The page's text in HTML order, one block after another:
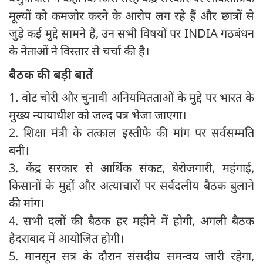
मूल्यों को कमजोर करने के आरोप लग रहे हैं और छात्रों से
जुड़े कई मुद्दे सामने हैं, उन सभी विषयों पर INDIA गठबंधन
के नेताओं ने विस्तार से चर्चा की है।
बैठक की बड़ी बातें
1. वोट चोरी और चुनावी अनियमितताओं के मुद्दे पर भारत के
मुख्य न्यायाधीश को जल्द पत्र भेजा जाएगा।
2. शिक्षा मंत्री के तत्काल इस्तीफे की मांग पर सर्वसम्मति
बनी।
3. केंद्र सरकार से आर्थिक संकट, बेरोजगारी, महंगाई,
किसानों के मुद्दों और अत्याचारों पर सर्वदलीय बैठक बुलाने
की मांग।
4. सभी दलों की बैठक हर महीने में होगी, अगली बैठक
हैदराबाद में आयोजित होगी।
5. मानसून सत्र के दौरान संसदीय समन्वय जारी रहेगा,